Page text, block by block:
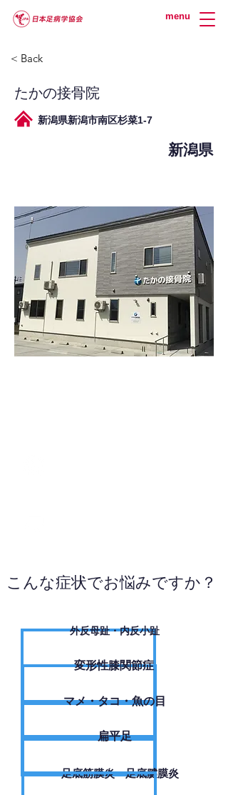
menu
< Back
たかの接骨院
新潟県新潟市南区杉菜1-7
新潟県
こんな症状でお悩みですか？
外反母趾・内反小趾
変形性膝関節症
​マメ・タコ・魚の目
扁平足
足底筋膜炎・足底腱膜炎